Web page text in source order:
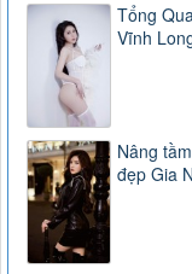
Tổng
Vĩnh
Nâng
đẹp Gia